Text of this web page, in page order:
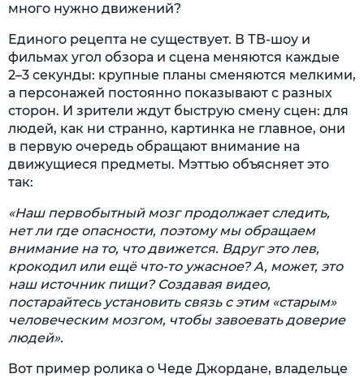
много нужно движений?
Единого рецепта не существует. В ТВ-шоу и
фильмах угол обзора и сцена меняются каждые
2–3 секунды: крупные планы сменяются мелкими,
а персонажей постоянно показывают с разных
сторон. И зрители ждут быструю смену сцен: для
людей, как ни странно, картинка не главное, они
в первую очередь обращают внимание на
движущиеся предметы. Мэттью объясняет это
так:
«Наш первобытный мозг продолжает следить,
нет ли где опасности, поэтому мы обращаем
внимание на то, что движется. Вдруг это лев,
крокодил или ещё что-то ужасное? А, может, это
наш источник пищи? Создавая видео,
постарайтесь установить связь с этим «старым»
человеческим мозгом, чтобы завоевать доверие
людей».
Вот пример ролика о Чеде Джордане, владельце